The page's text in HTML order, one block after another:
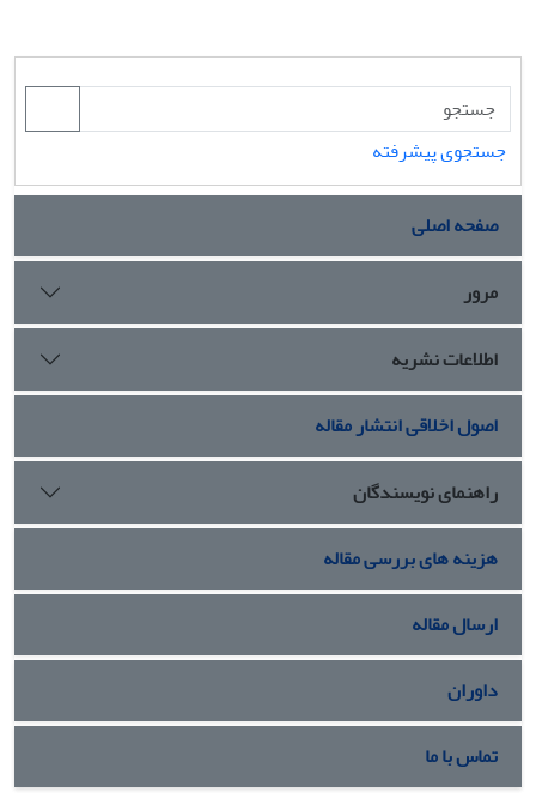
جستجوی پیشرفته
صفحه اصلی
مرور
اطلاعات نشریه
اصول اخلاقی انتشار مقاله
راهنمای نویسندگان
هزینه های بررسی مقاله
ارسال مقاله
داوران
تماس با ما